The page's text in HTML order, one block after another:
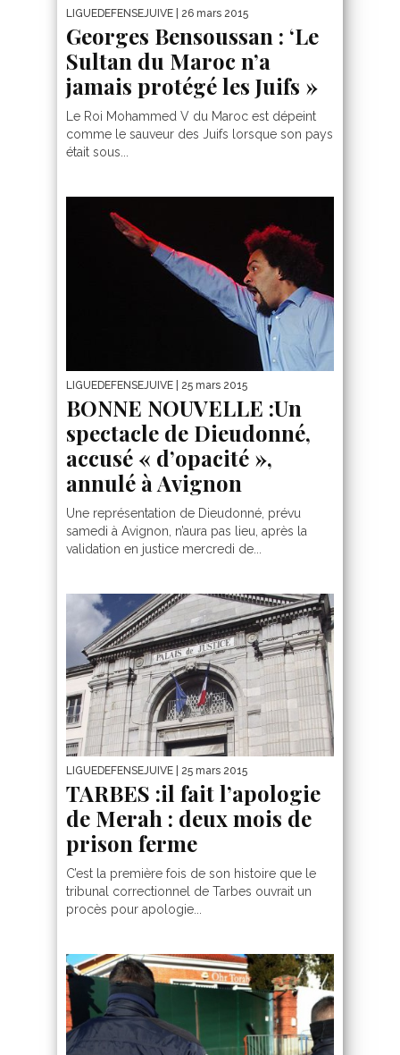
LIGUEDEFENSEJUIVE | 26 mars 2015
Georges Bensoussan : ‘Le
Sultan du Maroc n’a
jamais protégé les Juifs »
Le Roi Mohammed V du Maroc est dépeint
comme le sauveur des Juifs lorsque son pays
était sous...
LIGUEDEFENSEJUIVE | 25 mars 2015
BONNE NOUVELLE :Un
spectacle de Dieudonné,
accusé « d’opacité »,
annulé à Avignon
Une représentation de Dieudonné, prévu
samedi à Avignon, n’aura pas lieu, après la
validation en justice mercredi de...
LIGUEDEFENSEJUIVE | 25 mars 2015
TARBES :il fait l’apologie
de Merah : deux mois de
prison ferme
C’est la première fois de son histoire que le
tribunal correctionnel de Tarbes ouvrait un
procès pour apologie...